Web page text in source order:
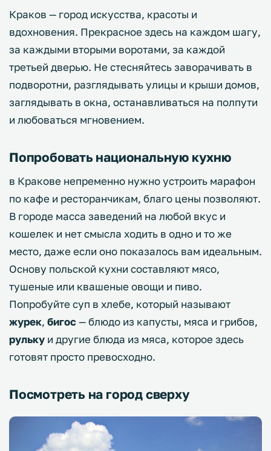
Краков — город искусства, красоты и
вдохновения. Прекрасное здесь на каждом шагу,
за каждыми вторыми воротами, за каждой
третьей дверью. Не стесняйтесь заворачивать в
подворотни, разглядывать улицы и крыши домов,
заглядывать в окна, останавливаться на полпути
и любоваться мгновением.
Попробовать национальную кухню
в Кракове непременно нужно устроить марафон
по кафе и ресторанчикам, благо цены позволяют.
В городе масса заведений на любой вкус и
кошелек и нет смысла ходить в одно и то же
место, даже если оно показалось вам идеальным.
Основу польской кухни составляют мясо,
тушеные или квашеные овощи и пиво.
Попробуйте суп в хлебе, который называют
журек, бигос— блюдо из капусты, мяса и грибов,
рульку и другие блюда из мяса, которое здесь
готовят просто превосходно.
Посмотреть на город сверху